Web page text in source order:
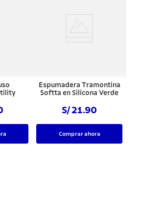
Espumadera Tramontina
Softta en Silicona Verde
S/ 21.90
Comprar ahora